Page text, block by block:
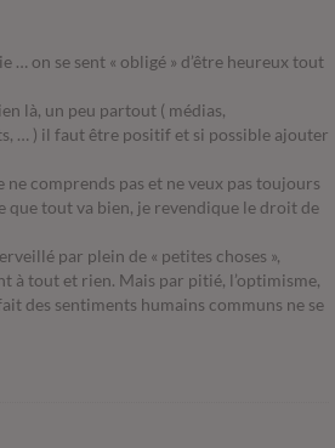
… on se sent « obligé » d’être heureux tout
là, un peu partout ( médias,
… ) il faut être positif et si possible ajouter
comprends pas et ne veux pas toujours
que tout va bien, je revendique le droit de
par plein de « petites choses »,
à tout et rien. Mais par pitié, l’optimisme,
des sentiments humains communs ne se